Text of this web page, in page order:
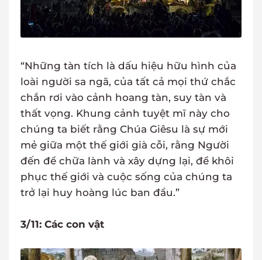
“Những tàn tích là dấu hiệu hữu hình của
loài người sa ngã, của tất cả mọi thứ chắc
chắn rơi vào cảnh hoang tàn, suy tàn và
thất vọng. Khung cảnh tuyệt mĩ này cho
chúng ta biết rằng Chúa Giêsu là sự mới
mẻ giữa một thế giới già cỗi, rằng Người
đến để chữa lành và xây dựng lại, để khôi
phục thế giới và cuộc sống của chúng ta
trở lại huy hoàng lúc ban đầu.”
3/11: Các con vật